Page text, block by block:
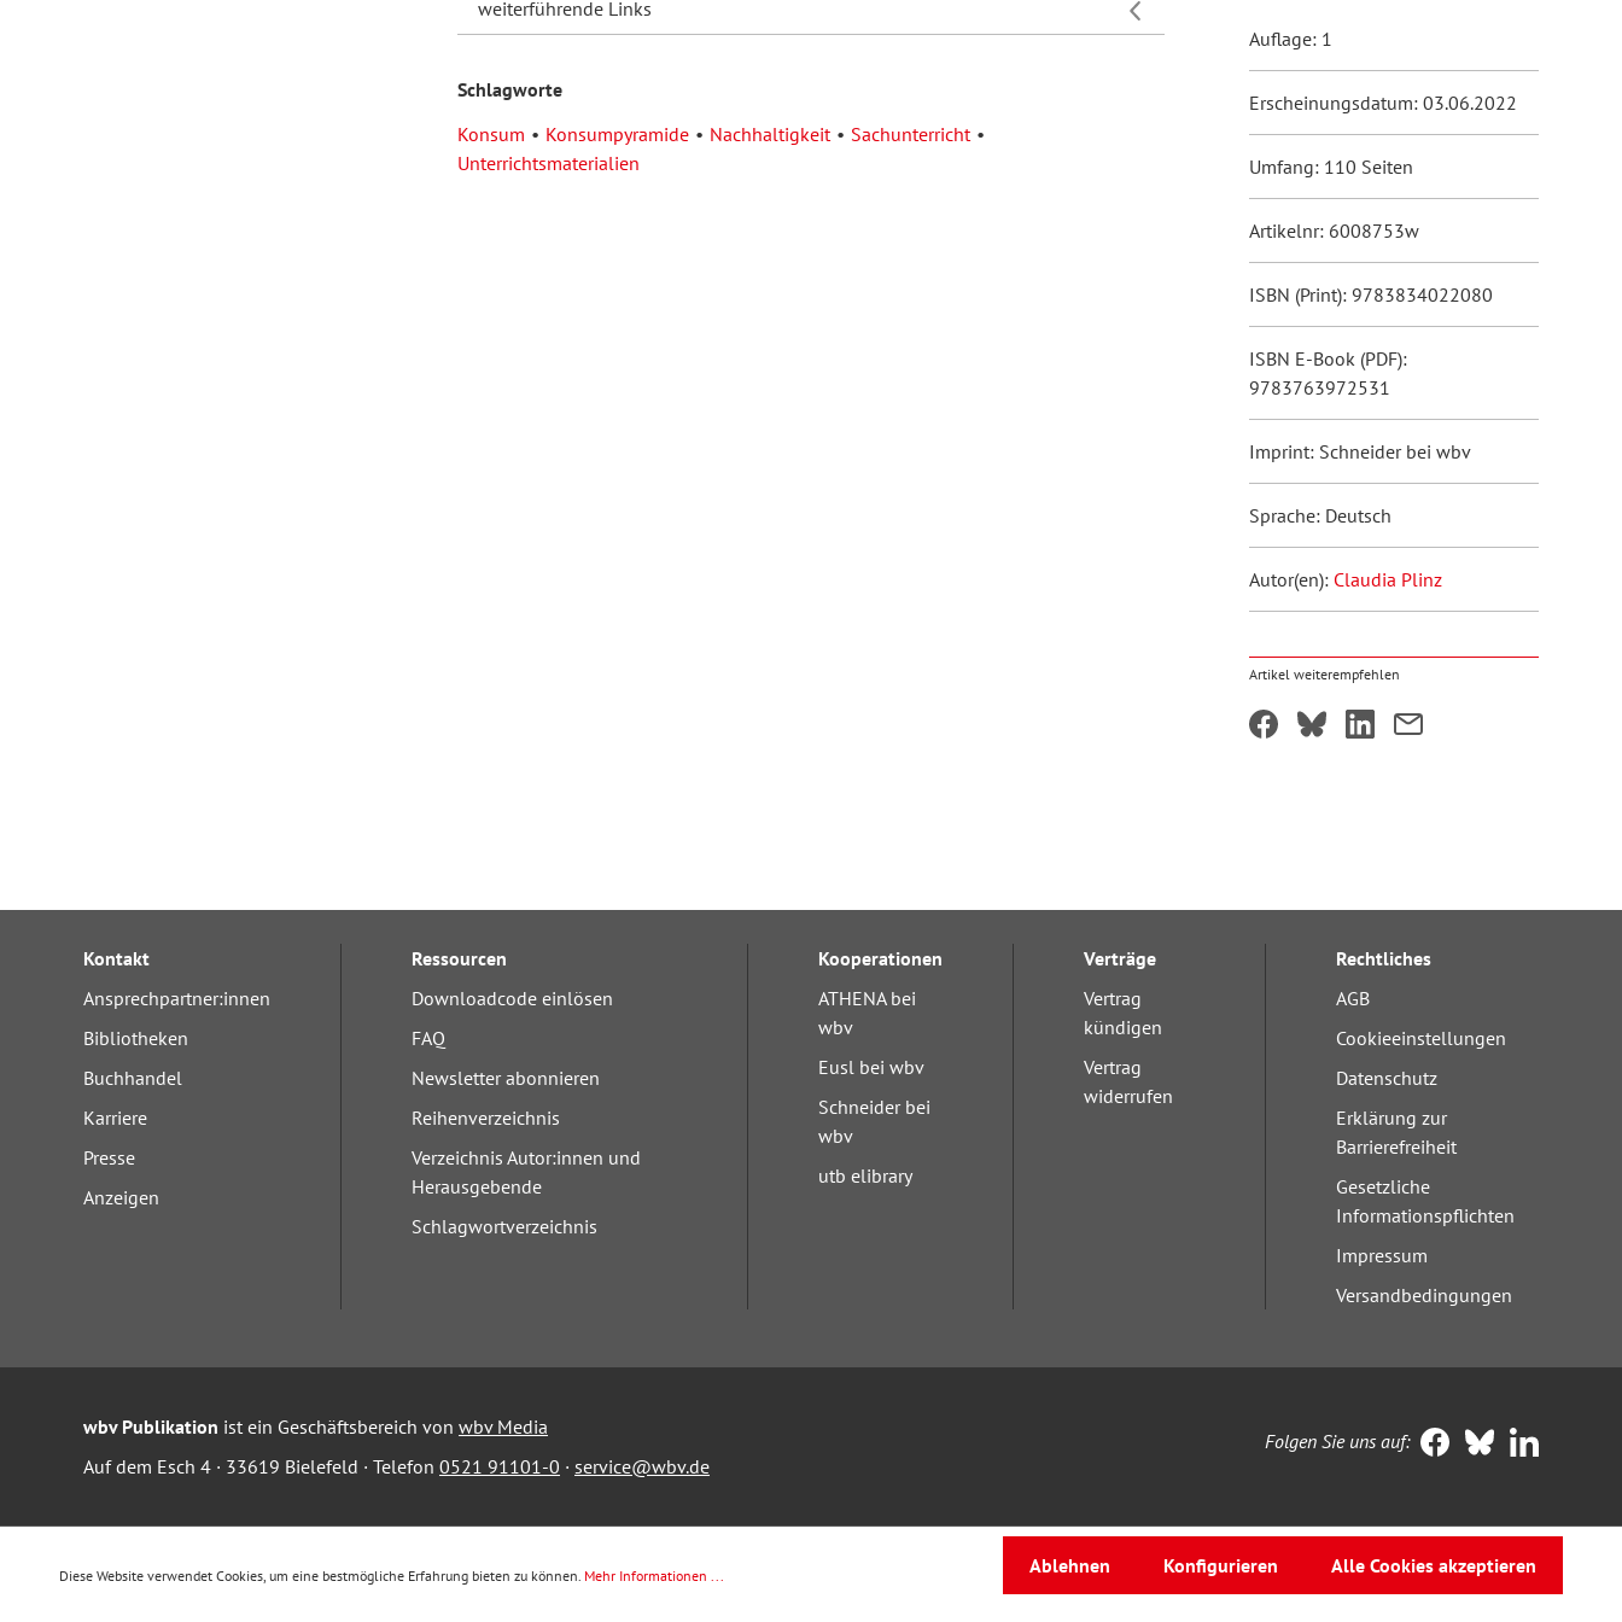
weiterführende Links
Schlagworte
Konsum
Konsumpyramide Nachhaltigkeit
Sachunterricht
Unterrichtsmaterialien
Auflage: 1
Erscheinungsdatum: 03.06.2022
Umfang: 110 Seiten
Artikelnr: 6008753w
ISBN (Print): 9783834022080
ISBN E-Book (PDF):
9783763972531
Imprint: Schneider bei wbv
Sprache: Deutsch
Autor(en): Claudia Plinz
Artikel weiterempfehlen
Kontakt
Ansprechpartner:innen
Bibliotheken
Buchhandel
Karriere
Presse
Anzeigen
Ressourcen
Downloadcode einlösen
FAQ
Newsletter abonnieren
Reihenverzeichnis
Verzeichnis Autor:innen und
Herausgebende
Schlagwortverzeichnis
Kooperationen
ATHENA bei
wbv
Eusl bei wbv
Schneider bei
wbv
utb elibrary
Verträge
Vertrag
kündigen
Vertrag
widerrufen
Rechtliches
AGB
Cookieeinstellungen
Datenschutz
Erklärung zur
Barrierefreiheit
Gesetzliche
Informationspflichten
Impressum
Versandbedingungen
wbv Publikation ist ein Geschäftsbereich von wbv Media
Auf dem Esch 4 · 33619 Bielefeld · Telefon 0521 91101-0 · service@wbv.de
Folgen Sie uns auf:
Diese Website verwendet Cookies, um eine bestmögliche Erfahrung bieten zu können. Mehr Informationen ... Ablehnen Konfigurieren Alle Cookies akzeptieren